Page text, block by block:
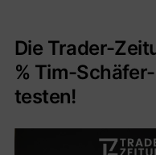
Die Trader-
% Tim-
testen!